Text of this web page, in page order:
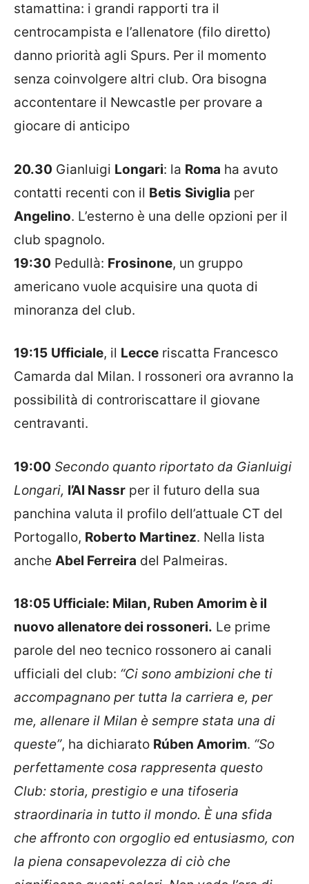
stamattina: i grandi rapporti tra il
centrocampista e l’allenatore (filo diretto)
danno priorità agli Spurs. Per il momento
senza coinvolgere altri club. Ora bisogna
accontentare il Newcastle per provare a
giocare di anticipo
20.30 Gianluigi Longari: la Roma ha avuto
contatti recenti con il Betis Siviglia per
Angelino. L’esterno è una delle opzioni per il
club spagnolo.
19:30 Pedullà: Frosinone, un gruppo
americano vuole acquisire una quota di
minoranza del club.
19:15 Ufficiale, il Lecce riscatta Francesco
Camarda dal Milan. I rossoneri ora avranno la
possibilità di controriscattare il giovane
centravanti.
19:00 Secondo quanto riportato da Gianluigi
Longari, l’Al Nassr per il futuro della sua
panchina valuta il profilo dell’attuale CT del
Portogallo, Roberto Martinez. Nella lista
anche Abel Ferreira del Palmeiras.
18:05 Ufficiale: Milan, Ruben Amorim è il
nuovo allenatore dei rossoneri. Le prime
parole del neo tecnico rossonero ai canali
ufficiali del club: “Ci sono ambizioni che ti
accompagnano per tutta la carriera e, per
me, allenare il Milan è sempre stata una di
queste”, ha dichiarato Rúben Amorim. “So
perfettamente cosa rappresenta questo
Club: storia, prestigio e una tifoseria
straordinaria in tutto il mondo. È una sfida
che affronto con orgoglio ed entusiasmo, con
la piena consapevolezza di ciò che